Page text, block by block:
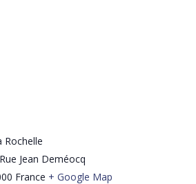
Rochelle
Jean Deméocq
France + Google Map